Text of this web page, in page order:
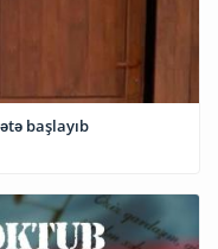
başlayıb